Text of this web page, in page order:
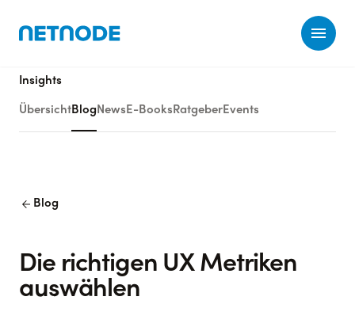
Insights
Übersicht Blog News E-Books Ratgeber Events
arrow_back Blog
Die richtigen UX Metriken
auswählen